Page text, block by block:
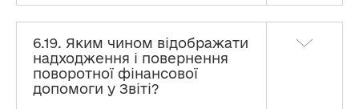
6.19. Яким чином відображати
надходження і повернення
поворотної фінансової
допомоги у Звіті?